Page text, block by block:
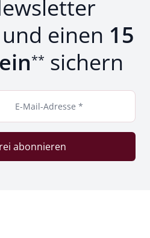
einen 15
** sichern
E-Mail-Adresse *
abonnieren